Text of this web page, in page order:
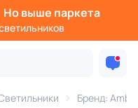
Но выше паркета
Бренд: